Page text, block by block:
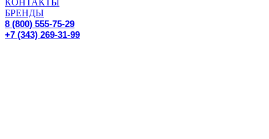
КОНТАКТЫ
БРЕНДЫ
8 (800) 555-75-29
+7 (343) 269-31-99